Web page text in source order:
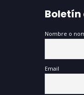
Nombre o
Email